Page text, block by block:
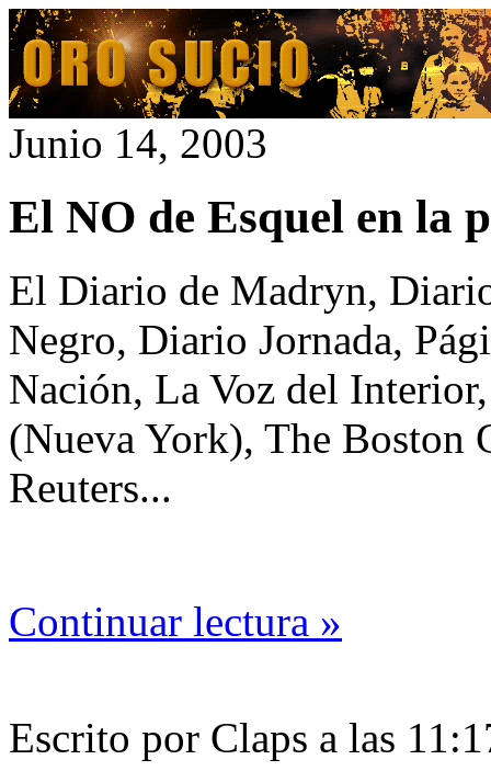
Junio 14, 2003
El NO de Esquel en la
El Diario de Madryn,
Negro, Diario Jornada,
Nación, La Voz del
(Nueva York), The Boston
Reuters...
Continuar lectura »
Escrito por Claps a las